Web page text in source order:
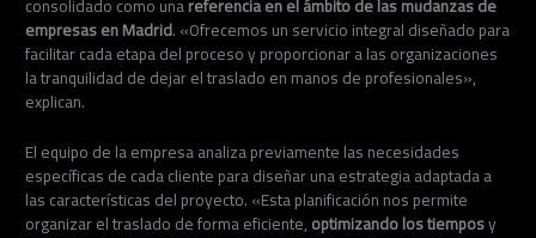
empresas en Madrid. «Ofrecemos un servicio integral diseñado para
facilitar cada etapa del proceso y proporcionar a las organizaciones
la tranquilidad de dejar el traslado en manos de profesionales»,
explican.
El equipo de la empresa analiza previamente las necesidades
específicas de cada cliente para diseñar una estrategia adaptada a
las características del proyecto. «Esta planificación nos permite
organizar el traslado de forma eficiente,optimizando los tiemposy